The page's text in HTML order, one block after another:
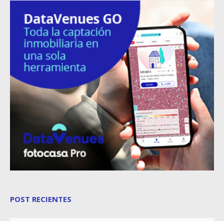
POST RECIENTES